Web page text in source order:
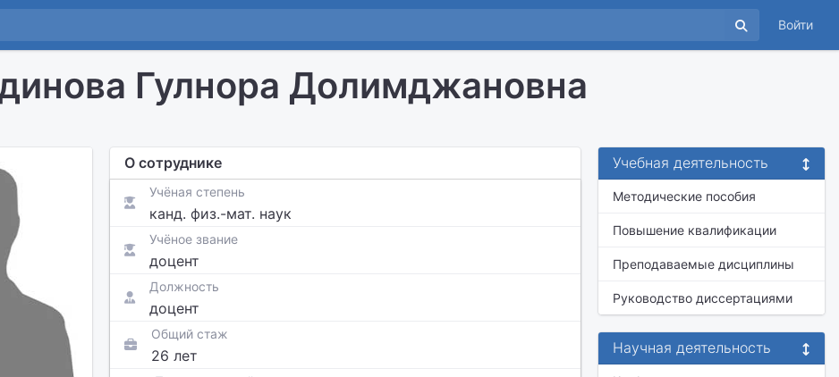
Войти
Гулнора Долимджановна
О сотруднике
Учёная степень
канд. физ.-мат. наук
Учёное звание
доцент
Должность
доцент
Общий стаж
26 лет
Учебная деятельность
Методические пособия
Повышение квалификации
Преподаваемые дисциплины
Руководство диссертациями
Научная деятельность